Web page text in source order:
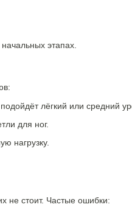
этапах.
лёгкий или средний
для ног.
нагрузку.
не стоит. Частые ошибки: